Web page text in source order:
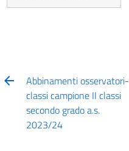
Abbinamenti osservatori-
classi campione II classi
secondo grado a.s.
2023/24